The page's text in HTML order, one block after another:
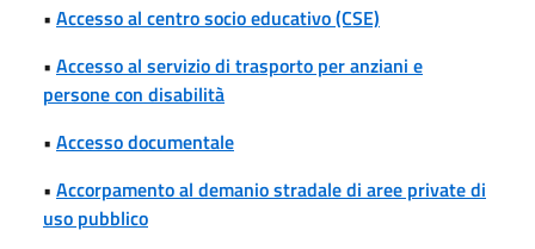
• Accesso al centro socio educativo (CSE)
• Accesso al servizio di trasporto per anziani e
persone con disabilità
• Accesso documentale
• Accorpamento al demanio stradale di aree private di
uso pubblico